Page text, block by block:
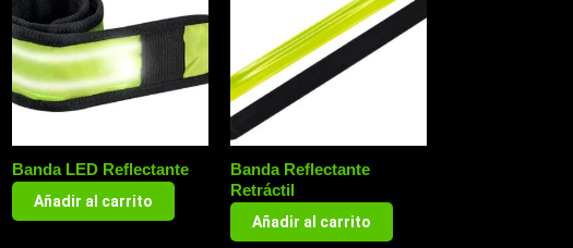
Banda LED Reflectante
Añadir al carrito
Banda Reflectante
Retráctil
Añadir al carrito